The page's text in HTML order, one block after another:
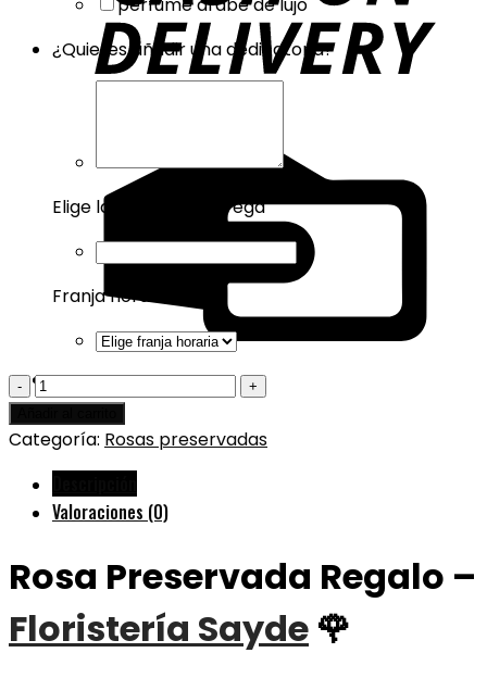
perfume árabe de lujo
¿Quieres añadir una dedicatoria?
Elige la fecha de entrega
Franja horaria
Rosa
Preservada
Regalo
Floristería
Sayde
cantidad
Categoría: Rosas preservadas
Valoraciones (0)
Rosa Preservada Regalo –
Floristería Sayde 🌹